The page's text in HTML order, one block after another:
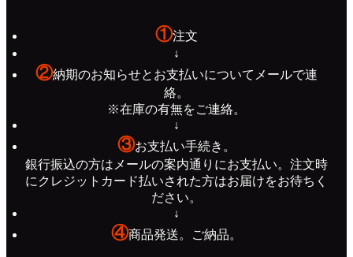
①注文
↓
②納期のお知らせとお支払いについてメールで連
絡。
※在庫の有無をご連絡。
↓
③お支払い手続き。
銀行振込の方はメールの案内通りにお支払い。注文時
にクレジットカード払いされた方はお届けをお待ちく
ださい。
↓
④商品発送。ご納品。